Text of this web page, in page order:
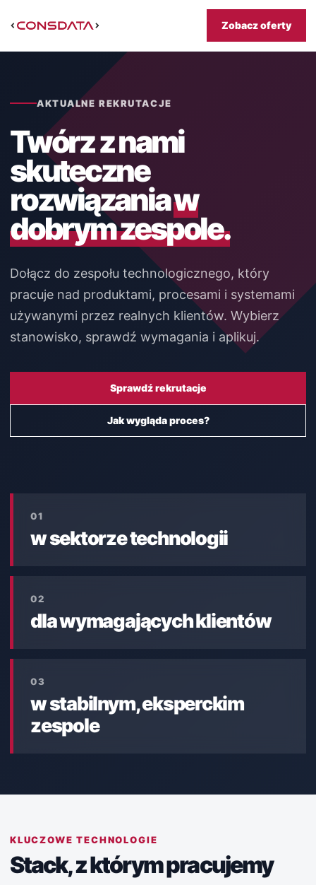
Zobacz oferty
AKTUALNE REKRUTACJE
Twórz z nami
skuteczne
rozwiązaniaw
dobrym zespole.
Dołącz do zespołu technologicznego, który
pracuje nad produktami, procesami i systemami
używanymi przez realnych klientów. Wybierz
stanowisko, sprawdź wymagania i aplikuj.
Sprawdź rekrutacje
Jak wygląda proces?
01
w sektorze technologii
02
dla wymagających klientów
03
w stabilnym, eksperckim
zespole
KLUCZOWE TECHNOLOGIE
Stack, z którym pracujemy